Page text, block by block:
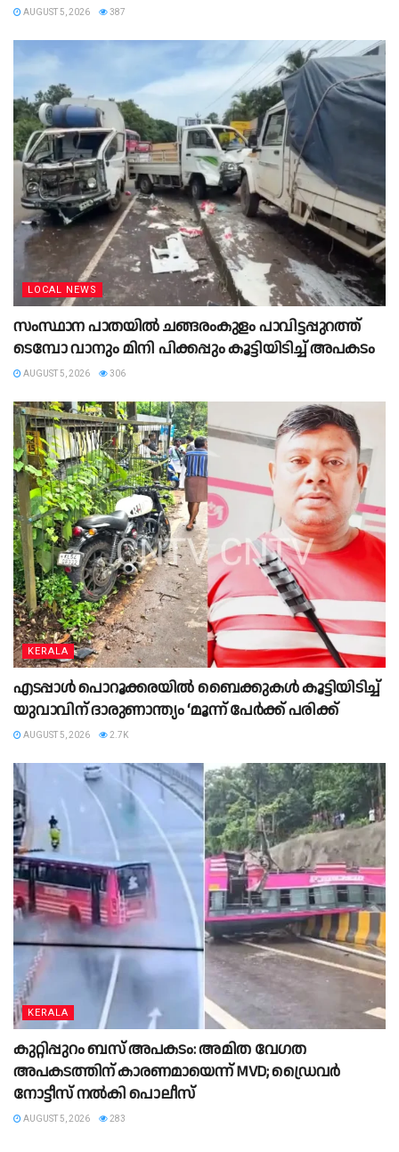
AUGUST 5, 2026 387
LOCAL NEWS
സംസ്ഥാന പാതയില്‍ ചങ്ങരംകുളം പാവിട്ടപ്പുറത്ത്
ടെമ്പോ വാനും മിനി പിക്കപ്പും കൂട്ടിയിടിച്ച് അപകടം
AUGUST 5, 2026 306
KERALA
എടപ്പാള്‍ പൊറൂക്കരയിൽ ബൈക്കുകള്‍ കൂട്ടിയിടിച്ച്
യുവാവിന് ദാരുണാന്ത്യം ‘മൂന്ന് പേര്‍ക്ക് പരിക്ക്
AUGUST 5, 2026 2.7K
KERALA
കുറ്റിപ്പുറം ബസ് അപകടം: അമിത വേഗത
അപകടത്തിന് കാരണമായെന്ന് MVD; ഡ്രൈവർ
നോട്ടീസ് നൽകി പൊലീസ്
AUGUST 5, 2026 283